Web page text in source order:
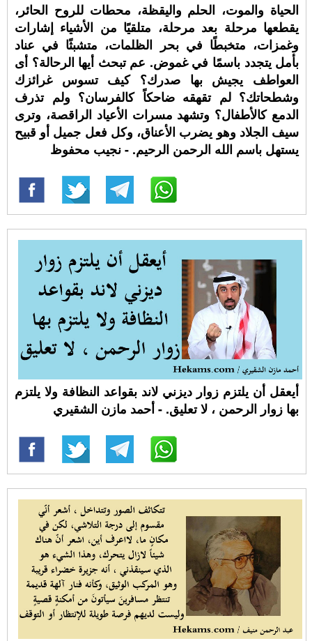
الحياة والموت، الحلم واليقظة، محطات للروح الحائر،
يقطعها مرحلة بعد مرحلة، متلقيًا من الأشياء إشارات
وغمزات، متخبطًا في بحر الظلمات، متشبثًا في عناد
بأمل يتجدد باسمًا في غموض. عم تبحث أيها الرحالة؟ أى
العواطف يجيش بها صدرك؟ كيف تسوس غرائزك
وشطحاتك؟ لم تقهقه ضاحكاً كالفرسان؟ ولم تذرف
الدمع كالأطفال؟ وتشهد مسرات الأعياد الراقصة، وترى
سيف الجلاد وهو يضرب الأعناق، وكل فعل جميل أو قبيح
يستهل باسم الله الرحمن الرحيم. - نجيب محفوظ
أيعقل أن يلتزم زوار ديزني لاند بقواعد النظافة ولا يلتزم
بها زوار الرحمن ، لا تعليق. - أحمد مازن الشقيري